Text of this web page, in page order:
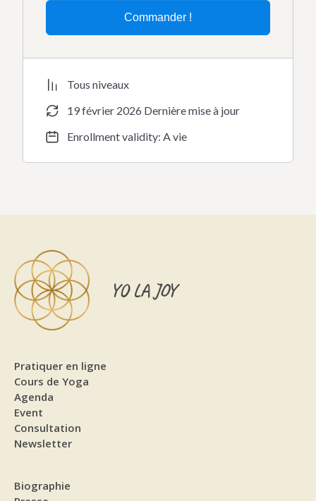
Commander !
Tous niveaux
19 février 2026 Dernière mise à jour
Enrollment validity: A vie
YO LA JOY
Pratiquer en ligne
Cours de Yoga
Agenda
Event
Consultation
Newsletter
Biographie